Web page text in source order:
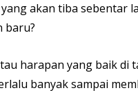
akan tiba sebentar
baru?
harapan yang baik di
banyak sampai